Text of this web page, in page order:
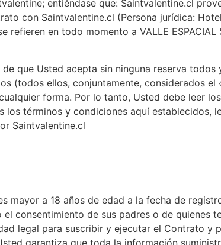
entiéndase que: Saintvalentine.cl
con Saintvalentine.cl (Persona jurídica:
en todo momento a VALLE ESPACIAL
que Usted acepta sin ninguna reserva todos
(todos ellos, conjuntamente, considerados el
forma. Por lo tanto, Usted debe leer
términos y condiciones aquí establecidos,
Saintvalentine.cl
a 18 años de edad a la fecha de
consentimiento de sus padres o de quienes
legal para suscribir y ejecutar el Contrato y
garantiza que toda la información